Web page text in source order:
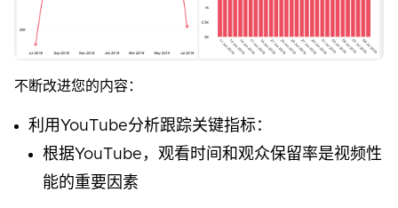
不断改进您的内容：
利用YouTube分析跟踪关键指标：
根据YouTube，观看时间和观众保留率是视频性
能的重要因素